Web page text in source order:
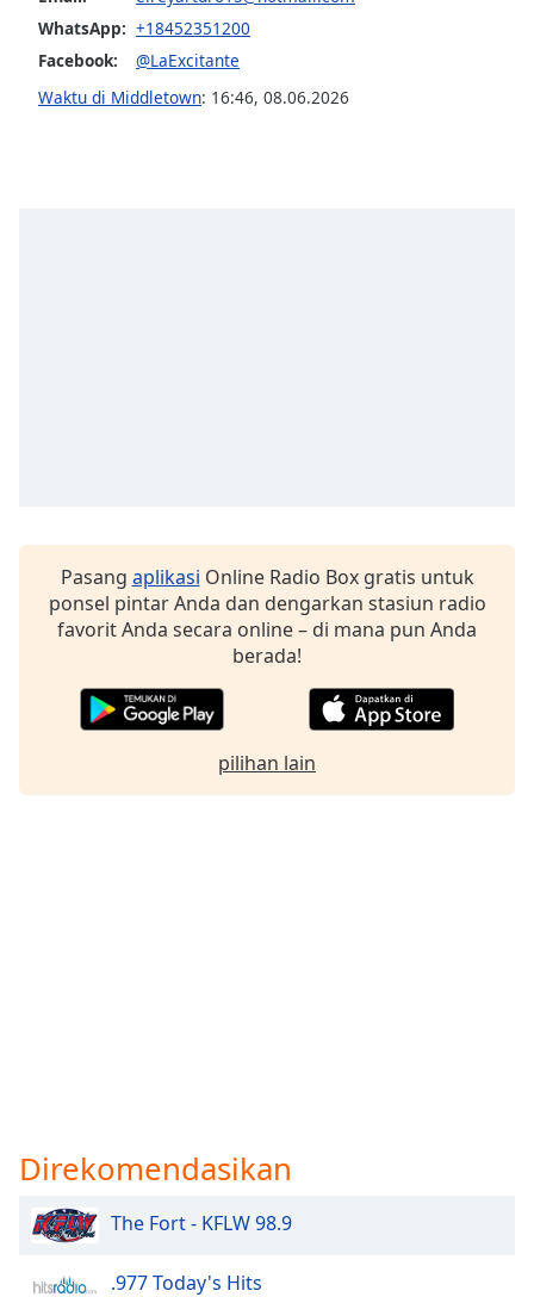
Opacity
Font
WhatsApp: +18452351200
Facebook:
@LaExcitante
Waktu di Middletown: 16:46, 08.06.2026
Pasang aplikasi Online Radio Box gratis untuk
ponsel pintar Anda dan dengarkan stasiun radio
favorit Anda secara online – di mana pun Anda
berada!
pilihan lain
Direkomendasikan
The Fort - KFLW 98.9
.977 Today's Hits